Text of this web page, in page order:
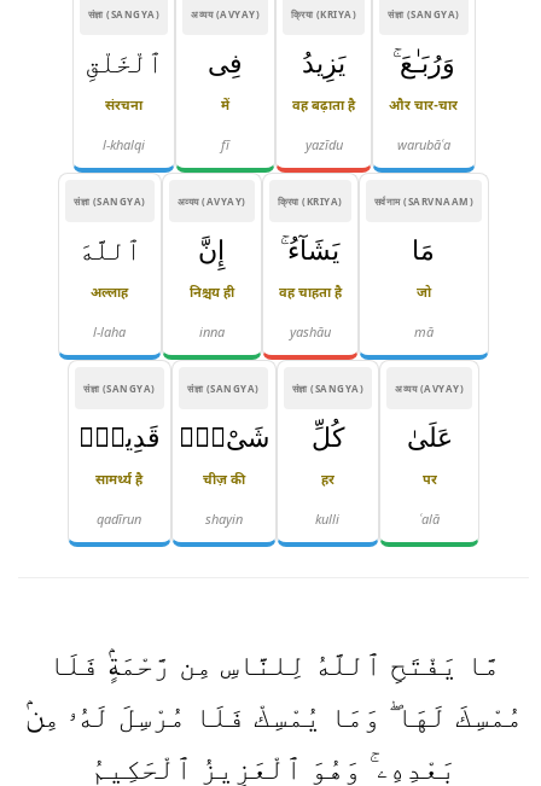
संज्ञा (SANGYA)
وَرُبَـٰعَ ۚ
और चार-चार
warubāʿa
क्रिया (KRIYA)
يَزِيدُ
वह बढ़ाता है
yazīdu
अव्यय (AVYAY)
فِى
में
fī
संज्ञा (SANGYA)
ٱلْخَلْقِ
संरचना
l-khalqi
सर्वनाम (SARVNAAM)
مَا
जो
mā
क्रिया (KRIYA)
يَشَآءُ ۚ
वह चाहता है
yashāu
अव्यय (AVYAY)
إِنَّ
निश्चय ही
inna
संज्ञा (SANGYA)
ٱللَّهَ
अल्लाह
l-laha
अव्यय (AVYAY)
عَلَىٰ
पर
ʿalā
संज्ञा (SANGYA)
كُلِّ
हर
kulli
संज्ञा (SANGYA)
شَىْءٍۢ
चीज़ की
shayin
संज्ञा (SANGYA)
قَدِيرٌۭ
सामर्थ्य है
qadīrun
مَّا يَفْتَحِ ٱللَّهُ لِلنَّاسِ مِن رَّحْمَةٍۢ فَلَا
مُمْسِكَ لَهَا ۖ وَمَا يُمْسِكْ فَلَا مُرْسِلَ لَهُۥ مِنۢ
بَعْدِهِۦ ۚ وَهُوَ ٱلْعَزِيزُ ٱلْحَكِيمُ